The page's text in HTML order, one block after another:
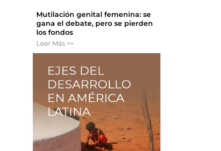
Mutilación genital femenina: se
gana el debate, pero se pierden
los fondos
Leer Más >>